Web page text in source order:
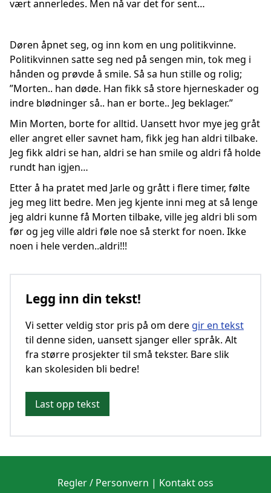
vært annerledes. Men nå var det for sent…
Døren åpnet seg, og inn kom en ung politikvinne.
Politikvinnen satte seg ned på sengen min, tok meg i
hånden og prøvde å smile. Så sa hun stille og rolig;
”Morten.. han døde. Han fikk så store hjerneskader og
indre blødninger så.. han er borte.. Jeg beklager.”
Min Morten, borte for alltid. Uansett hvor mye jeg gråt
eller angret eller savnet ham, fikk jeg han aldri tilbake.
Jeg fikk aldri se han, aldri se han smile og aldri få holde
rundt han igjen…
Etter å ha pratet med Jarle og grått i flere timer, følte
jeg meg litt bedre. Men jeg kjente inni meg at så lenge
jeg aldri kunne få Morten tilbake, ville jeg aldri bli som
før og jeg ville aldri føle noe så sterkt for noen. Ikke
noen i hele verden..aldri!!!
Legg inn din tekst!
Vi setter veldig stor pris på om dere gir en tekst
til denne siden, uansett sjanger eller språk. Alt
fra større prosjekter til små tekster. Bare slik
kan skolesiden bli bedre!
Last opp tekst
Regler / Personvern | Kontakt oss